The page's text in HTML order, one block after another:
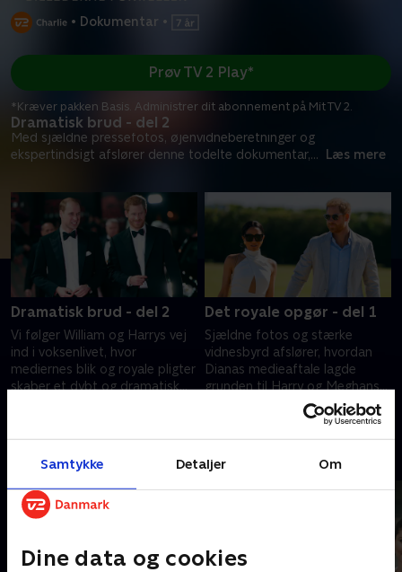
Samtykke Detaljer Om
Dine data og cookies
• Dokumentar •
Dramatisk brud - del 2
Med sjældne pressefotos, øjenvidneberetninger og
ekspertindsigt afslører denne todelte dokumentar,... Læs mere
Prøv TV 2 Play*
*Kræver pakken Basis. Administrer dit abonnement på Mit TV 2.
Dramatisk brud - del 2
Vi følger William og Harrys vej
ind i voksenlivet, hvor
mediernes blik og royale pligter
skaber et dybt og dramatisk
Det royale opgør - del 1
Sjældne fotos og stærke
vidnesbyrd afslører, hvordan
Dianas medieaftale lagde
grunden til Harry og Meghans
exit fra det royale liv.
20. november 2025 • 49 min
Andre så også